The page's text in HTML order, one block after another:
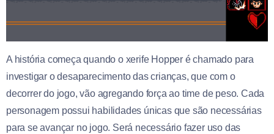
A história começa quando o xerife Hopper é chamado para
investigar o desaparecimento das crianças, que com o
decorrer do jogo, vão agregando força ao time de peso. Cada
personagem possui habilidades únicas que são necessárias
para se avançar no jogo. Será necessário fazer uso das